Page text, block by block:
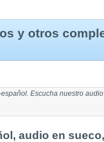
y otros
. Escucha nuestro
audio en